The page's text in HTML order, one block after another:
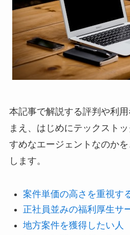
本記事で解説する評判や利
まえ、はじめにテックスト
すめなエージェントなのか
します。
案件単価の高さを重視す
正社員並みの福利厚生サ
地方案件を獲得したい人